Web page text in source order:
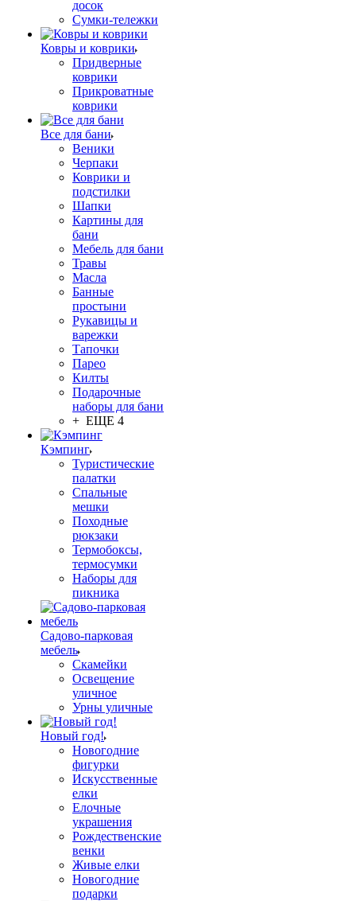
досок
Сумки-тележки
Ковры и коврики
Придверные
коврики
Прикроватные
коврики
Все для бани
Веники
Черпаки
Коврики и
подстилки
Шапки
Картины для
бани
Мебель для бани
Травы
Масла
Банные
простыни
Рукавицы и
варежки
Тапочки
Парео
Килты
Подарочные
наборы для бани
+ ЕЩЕ 4
Кэмпинг
Туристические
палатки
Спальные
мешки
Походные
рюкзаки
Термобоксы,
термосумки
Наборы для
пикника
Садово-парковая
мебель
Скамейки
Освещение
уличное
Урны уличные
Новый год!
Новогодние
фигурки
Искусственные
елки
Елочные
украшения
Рождественские
венки
Живые елки
Новогодние
подарки